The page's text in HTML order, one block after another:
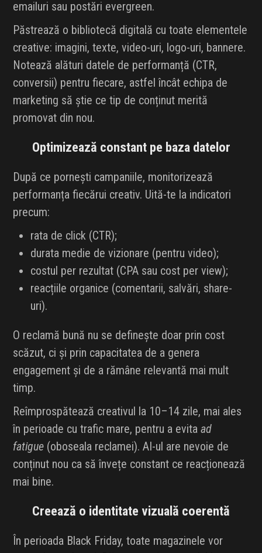
emailuri sau postări evergreen.
Păstrează o bibliotecă digitală cu toate elementele
creative: imagini, texte, video-uri, logo-uri, bannere.
Notează alături datele de performanță (CTR,
conversii) pentru fiecare, astfel încât echipa de
marketing să știe ce tip de conținut merită
promovat din nou.
Optimizează constant pe baza datelor
După ce pornești campaniile, monitorizează
performanța fiecărui creativ. Uită-te la indicatori
precum:
rata de click (CTR);
durata medie de vizionare (pentru video);
costul per rezultat (CPA sau cost per view);
reacțiile organice (comentarii, salvări, share-
uri).
O reclamă bună nu se definește doar prin cost
scăzut, ci și prin capacitatea de a genera
engagement și de a rămâne relevantă mai mult
timp.
Reîmprospătează creativul la 10–14 zile, mai ales
în perioade cu trafic mare, pentru a evitaad
fatigue (oboseala reclamei). AI-ul are nevoie de
conținut nou ca să învețe constant ce reacționează
mai bine.
Creează o identitate vizuală coerentă
În perioada Black Friday, toate magazinele vor